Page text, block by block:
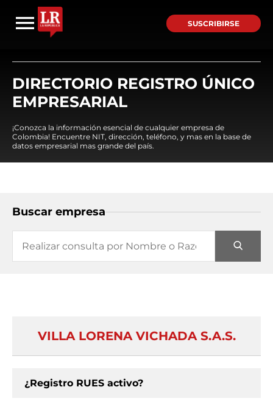
SUSCRIBIRSE
DIRECTORIO REGISTRO ÚNICO
EMPRESARIAL
¡Conozca la información esencial de cualquier empresa de
Colombia! Encuentre NIT, dirección, teléfono, y mas en la base de
datos empresarial mas grande del país.
Buscar empresa
VILLA LORENA VICHADA S.A.S.
¿Registro RUES activo?